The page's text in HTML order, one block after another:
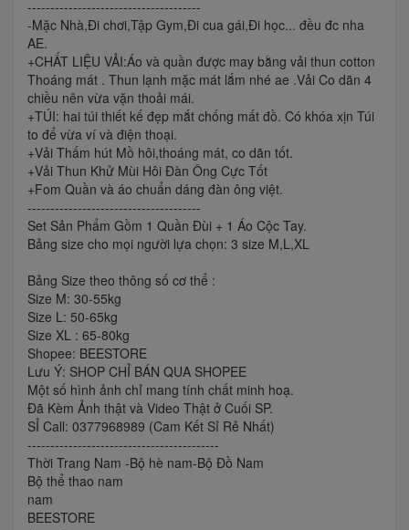
--------------------------------------
-Mặc Nhà,Đi chơi,Tập Gym,Đi cua gái,Đi học... đều đc nha
AE.
+CHẤT LIỆU VẢI:Áo và quần được may bằng vải thun cotton
Thoáng mát . Thun lạnh mặc mát lắm nhé ae .Vải Co dãn 4
chiều nên vừa vặn thoải mái.
+TÚI: hai túi thiết kế đẹp mắt chống mất đồ. Có khóa xịn Túi
to để vừa ví và điện thoại.
+Vải Thấm hút Mồ hôi,thoáng mát, co dãn tốt.
+Vải Thun Khử Mùi Hôi Đàn Ông Cực Tốt
+Fom Quần và áo chuẩn dáng đàn ông việt.
--------------------------------------
Set Sản Phẩm Gồm 1 Quần Đùi + 1 Áo Cộc Tay.
Bảng size cho mọi người lựa chọn: 3 size M,L,XL
Bảng Size theo thông số cơ thể :
Size M: 30-55kg
Size L: 50-65kg
Size XL : 65-80kg
Shopee: BEESTORE
Lưu Ý: SHOP CHỈ BÁN QUA SHOPEE
Một số hình ảnh chỉ mang tính chất minh hoạ.
Đã Kèm Ảnh thật và Video Thật ở Cuối SP.
SỈ Call: 0377968989 (Cam Kết Sỉ Rẻ Nhất)
------------------------------------------
Thời Trang Nam -Bộ hè nam-Bộ Đồ Nam
Bộ thể thao nam
nam
BEESTORE